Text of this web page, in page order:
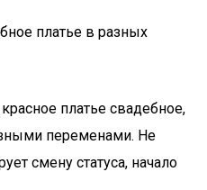
платье в разных
платье свадебное,
переменами. Не
смену статуса, начало